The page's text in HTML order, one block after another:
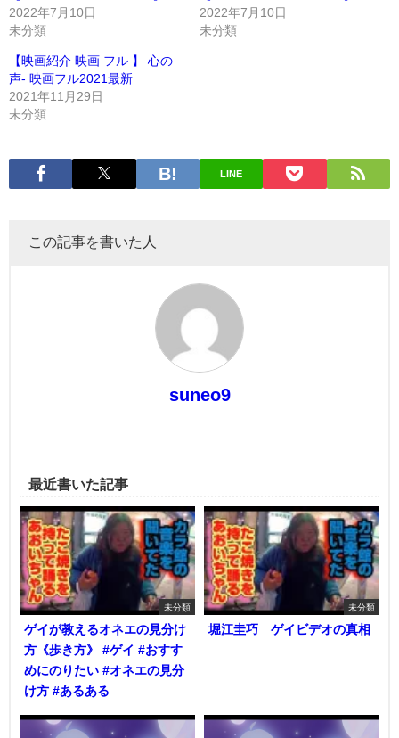
2022年7月10日
未分類
2022年7月10日
未分類
【映画紹介 映画 フル 】 心の
声- 映画フル2021最新
2021年11月29日
未分類
LINE
この記事を書いた人
suneo9
最近書いた記事
未分類
ゲイが教えるオネエの見分け
方《歩き方》 #ゲイ #おすす
めにのりたい #オネエの見分
け方 #あるある
未分類
堀江圭巧 ゲイビデオの真相